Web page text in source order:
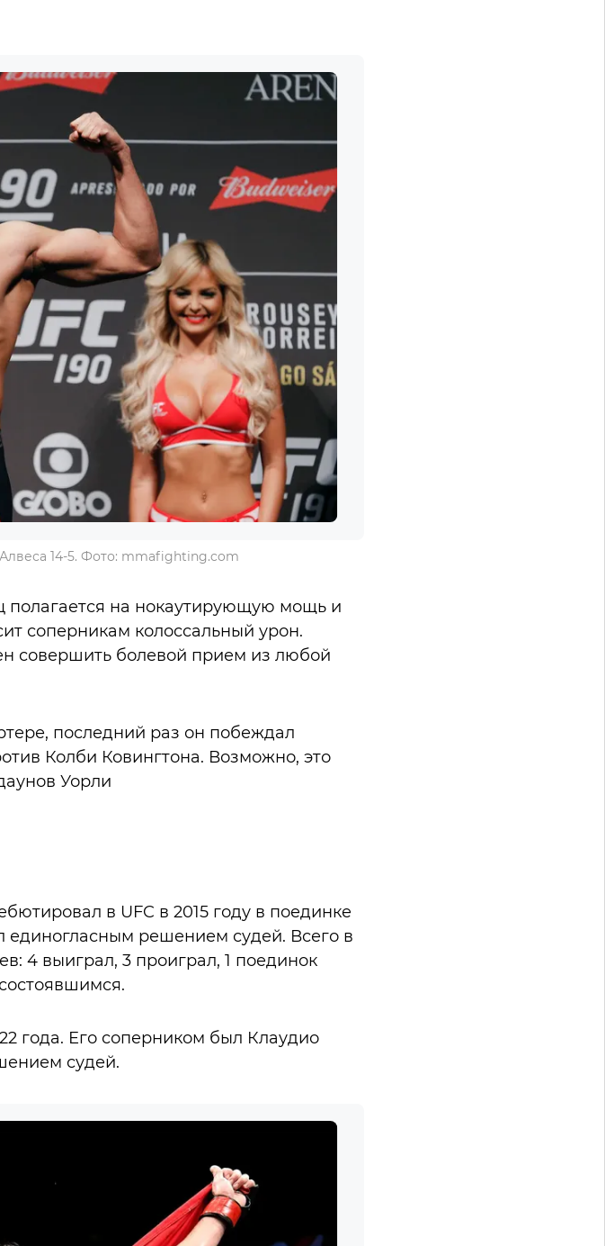
14-5. Фото: mmafighting.com
полагается на нокаутирующую мощь и
соперникам колоссальный урон.
совершить болевой прием из любой
последний раз он побеждал
Колби Ковингтона. Возможно, это
Уорли
в UFC в 2015 году в поединке
единогласным решением судей. Всего в
4 выиграл, 3 проиграл, 1 поединок
года. Его соперником был Клаудио
судей.